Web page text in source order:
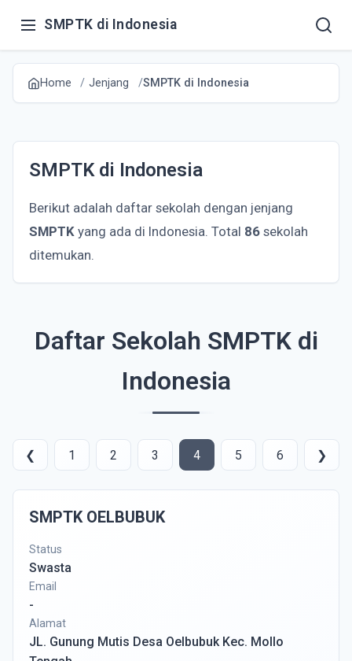
SMPTK di Indonesia
Home Jenjang SMPTK di Indonesia
SMPTK di Indonesia
Berikut adalah daftar sekolah dengan jenjang
SMPTK yang ada di Indonesia. Total 86 sekolah
ditemukan.
Daftar Sekolah SMPTK di
Indonesia
❮ 1 2 3 4 5 6 ❯
SMPTK OELBUBUK
Status
Swasta
Email
-
Alamat
JL. Gunung Mutis Desa Oelbubuk Kec. Mollo